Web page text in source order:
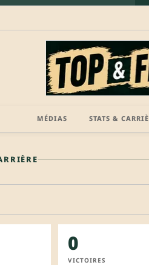
MÉDIAS STATS &
0
VICTOIRES